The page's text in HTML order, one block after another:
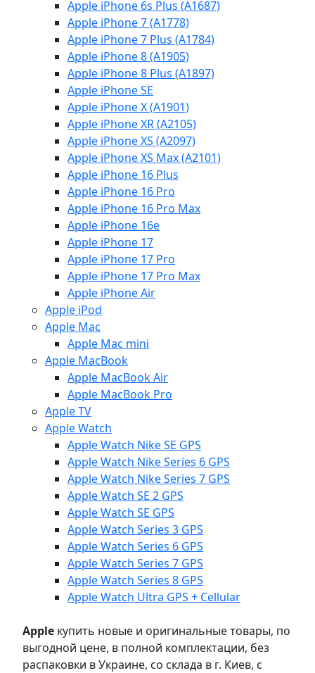
Apple iPhone 6s Plus (A1687)
Apple iPhone 7 (A1778)
Apple iPhone 7 Plus (A1784)
Apple iPhone 8 (A1905)
Apple iPhone 8 Plus (A1897)
Apple iPhone SE
Apple iPhone X (A1901)
Apple iPhone XR (A2105)
Apple iPhone XS (A2097)
Apple iPhone XS Max (A2101)
Apple iPhone 16 Plus
Apple iPhone 16 Pro
Apple iPhone 16 Pro Max
Apple iPhone 16e
Apple iPhone 17
Apple iPhone 17 Pro
Apple iPhone 17 Pro Max
Apple iPhone Air
Apple iPod
Apple Mac
Apple Mac mini
Apple MacBook
Apple MacBook Air
Apple MacBook Pro
Apple TV
Apple Watch
Apple Watch Nike SE GPS
Apple Watch Nike Series 6 GPS
Apple Watch Nike Series 7 GPS
Apple Watch SE 2 GPS
Apple Watch SE GPS
Apple Watch Series 3 GPS
Apple Watch Series 6 GPS
Apple Watch Series 7 GPS
Apple Watch Series 8 GPS
Apple Watch Ultra GPS + Cellular
Apple купить новые и оригинальные товары, по
выгодной цене, в полной комплектации, без
распаковки в Украине, со склада в г. Киев, с